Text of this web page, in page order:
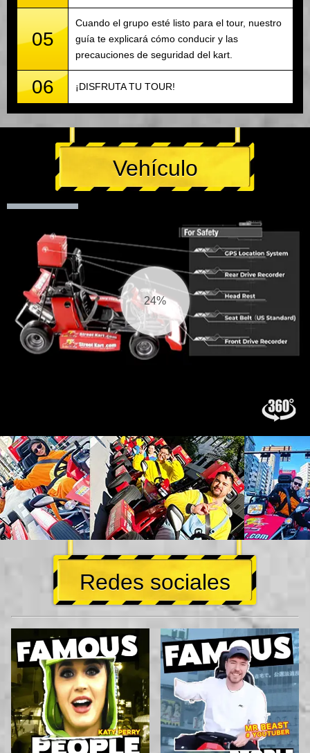
05
Cuando el grupo esté listo para el tour, nuestro
guía te explicará cómo conducir y las
precauciones de seguridad del kart.
06 ¡DISFRUTA TU TOUR!
Vehículo
25%
Redes sociales